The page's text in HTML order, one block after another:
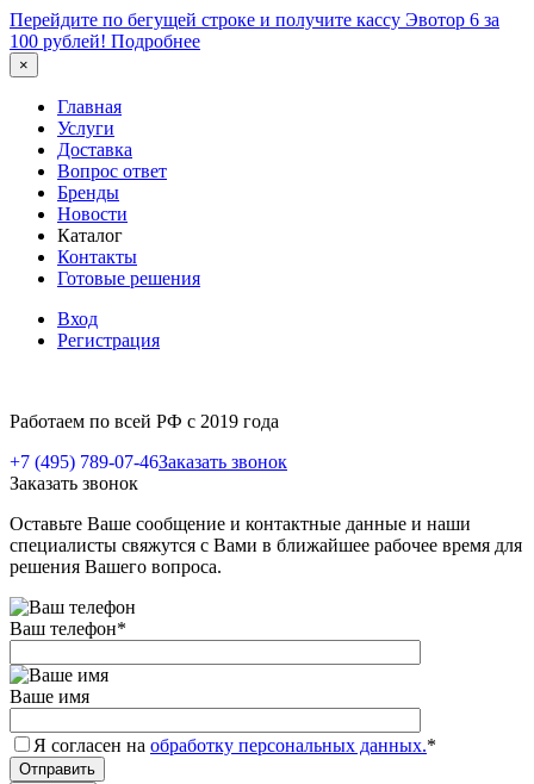
Перейдите по бегущей строке и получите кассу Эвотор 6 за
100 рублей! Подробнее
×
Главная
Услуги
Доставка
Вопрос ответ
Бренды
Новости
Каталог
Контакты
Готовые решения
Вход
Регистрация
Работаем по всей РФ с 2019 года
+7 (495) 789-07-46Заказать звонок
Заказать звонок
Оставьте Ваше сообщение и контактные данные и наши
специалисты свяжутся с Вами в ближайшее рабочее время для
решения Вашего вопроса.
Ваш телефон*
Ваше имя
Я согласен на обработку персональных данных.*